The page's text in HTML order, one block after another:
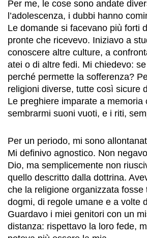
Per me, le cose sono andate
l’adolescenza, i dubbi hanno
Le domande si facevano più forti
pronte che ricevevo. Iniziavo a
conoscere altre culture, a
atei o di altre fedi. Mi chiedevo:
perché permette la sofferenza?
religioni diverse, tutte così sicure
Le preghiere imparate a memoria
sembrarmi suoni vuoti, e i riti,
Per un periodo, mi sono
Mi definivo agnostico. Non
Dio, ma semplicemente non
quello descritto dalla dottrina.
che la religione organizzata fosse
dogmi, di regole umane e a volte
Guardavo i miei genitori con un
distanza: rispettavo la loro fede,